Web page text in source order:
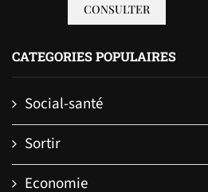
CONSULTER
CATEGORIES POPULAIRES
Social-santé
Sortir
Economie